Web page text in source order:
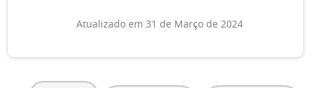
Atualizado em 31 de Março de 2024